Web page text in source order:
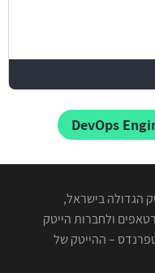
הגדולה בישראל,
ולחברות הייטק
– ההייטק של